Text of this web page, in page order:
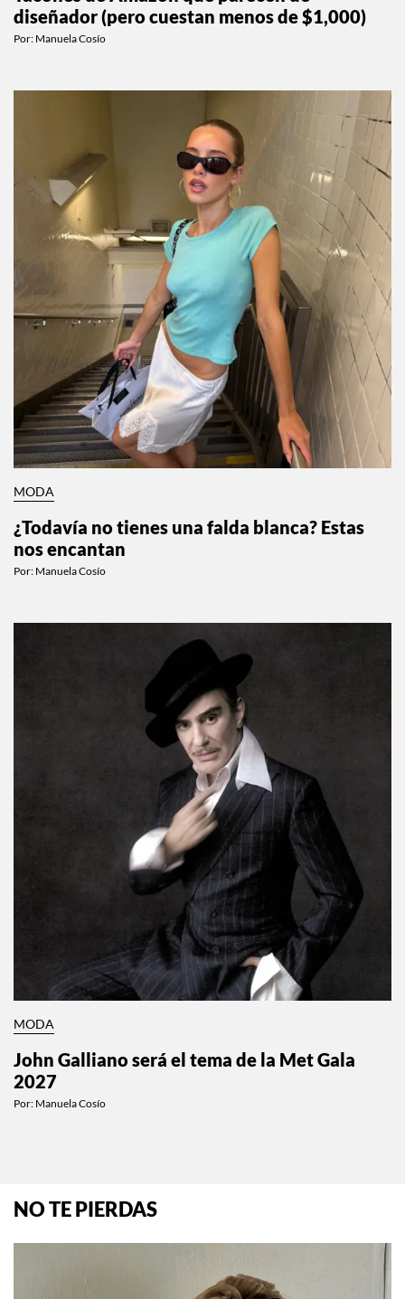
diseñador (pero cuestan menos de $1,000)
Por: Manuela Cosío
MODA
¿Todavía no tienes una falda blanca? Estas
nos encantan
Por: Manuela Cosío
MODA
John Galliano será el tema de la Met Gala
2027
Por: Manuela Cosío
NO TE PIERDAS